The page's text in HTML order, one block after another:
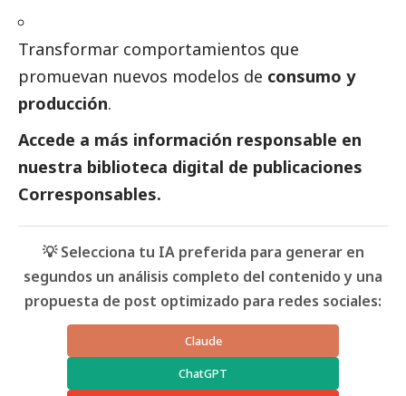
Transformar comportamientos que
promuevan nuevos modelos de consumo y
producción.
Accede a más información responsable en
nuestra biblioteca digital de publicaciones
Corresponsables.
💡 Selecciona tu IA preferida para generar en
segundos un análisis completo del contenido y una
propuesta de post optimizado para redes sociales:
Claude
ChatGPT